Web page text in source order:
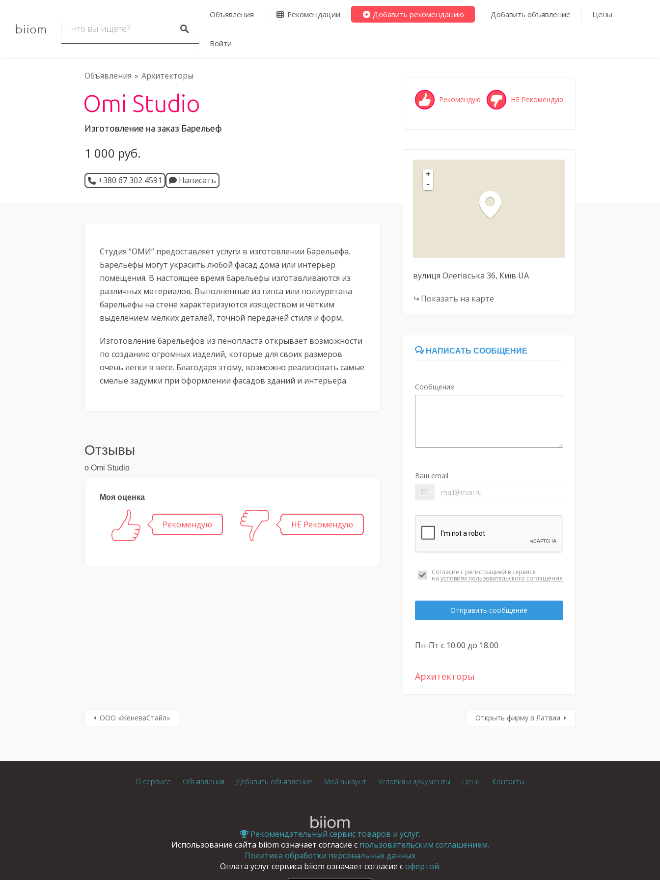
biiom
Объявления Рекомендации Добавить рекомендацию Добавить объявление Цены
Войти
Объявления Архитекторы
Omi Studio
Изготовление на заказ Барельеф
1 000 руб.
+380 67 302 4591 Написать
Студия “ОМИ” предоставляет услуги в изготовлении Барельефа.
Барельефы могут украсить любой фасад дома или интерьер
помещения. В настоящее время барельефы изготавливаются из
различных материалов. Выполненные из гипса или полиуретана
барельефы на стене характеризуются изяществом и чётким
выделением мелких деталей, точной передачей стиля и форм.
Изготовление барельефов из пенопласта открывает возможности
по созданию огромных изделий, которые для своих размеров
очень легки в весе. Благодаря этому, возможно реализовать самые
смелые задумки при оформлении фасадов зданий и интерьера.
Отзывы
о Omi Studio
Моя оценка
Рекомендую НЕ Рекомендую
Рекомендую НЕ Рекомендую
+
-
вулиця Олегівська 36 Київ UA
Показать на карте
НАПИСАТЬ СООБЩЕНИЕ
Сообщение
Ваш email
Согласие с регистрацией в сервисе
на условиях пользовательского соглашения
Отправить сообщение
Пн-Пт с 10.00 до 18.00
Архитекторы
ООО «ЖеневаСтайл» Открыть фирму в Латвии
О сервисе Объявления Добавить объявление Мой аккаунт Условия и документы Цены Контакты
Рекомендательный сервис товаров и услуг.
Использование сайта biiom означает согласие с пользовательским соглашением.
Политика обработки персональных данных
Оплата услуг сервиса biiom означает согласие софертой.